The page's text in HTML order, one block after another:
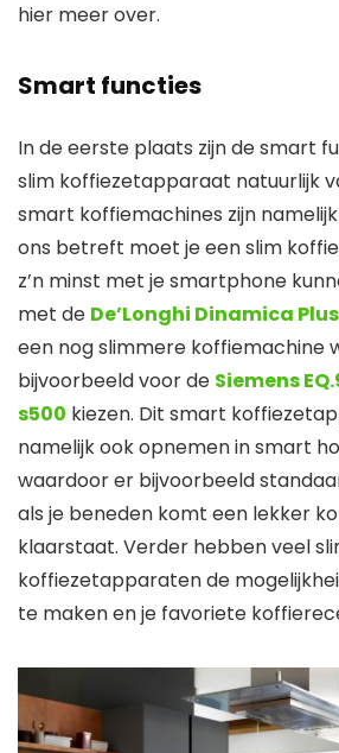
hier meer over.
Smart functies
In de eerste plaats zijn de smart
slim koffiezetapparaat natuurlijk
smart koffiemachines zijn
ons betreft moet je een slim
z’n minst met je smartphone
met de De’Longhi Dinamica Plus
een nog slimmere koffiemachine
bijvoorbeeld voor de Siemens
s500 kiezen. Dit smart
namelijk ook opnemen in smart
waardoor er bijvoorbeeld
als je beneden komt een lekker
klaarstaat. Verder hebben veel
koffiezetapparaten de
te maken en je favoriete